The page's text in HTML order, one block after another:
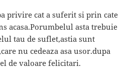
privire cat a suferit si prin cate
acasa.Porumbelul asta trebuie
tau de suflet,astia sunt
nu cedeaza asa usor.dupa
de valoare felicitari.